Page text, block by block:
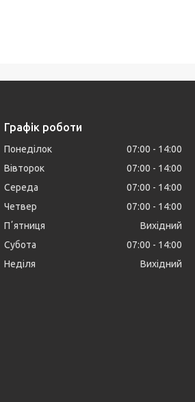
Графік роботи
Понеділок 07:00
14:00
Вівторок
07:00
14:00
Середа
07:00
14:00
Четвер
07:00
14:00
Пʼятниця
Вихідний
Субота
07:00
14:00
Неділя
Вихідний